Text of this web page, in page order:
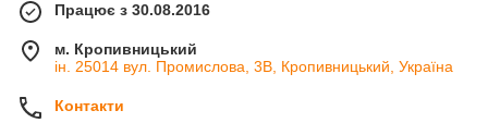
Працює з 30.08.2016
м. Кропивницький
ін. 25014 вул. Промислова, 3В, Кропивницький, Україна
Контакти